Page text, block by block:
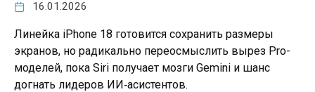
16.01.2026
Линейка iPhone 18 готовится сохранить размеры
экранов, но радикально переосмыслить вырез Pro-
моделей, пока Siri получает мозги Gemini и шанс
догнать лидеров ИИ‑асистентов.